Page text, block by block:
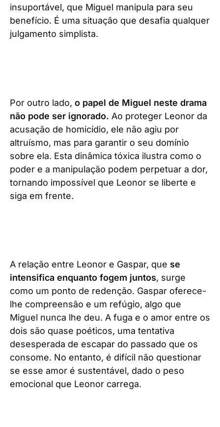
insuportável, que Miguel manipula para seu
benefício. É uma situação que desafia qualquer
julgamento simplista.
Por outro lado, o papel de Miguel neste drama
não pode ser ignorado. Ao proteger Leonor da
acusação de homicídio, ele não agiu por
altruísmo, mas para garantir o seu domínio
sobre ela. Esta dinâmica tóxica ilustra como o
poder e a manipulação podem perpetuar a dor,
tornando impossível que Leonor se liberte e
siga em frente.
A relação entre Leonor e Gaspar, que se
intensifica enquanto fogem juntos, surge
como um ponto de redenção. Gaspar oferece-
lhe compreensão e um refúgio, algo que
Miguel nunca lhe deu. A fuga e o amor entre os
dois são quase poéticos, uma tentativa
desesperada de escapar do passado que os
consome. No entanto, é difícil não questionar
se esse amor é sustentável, dado o peso
emocional que Leonor carrega.